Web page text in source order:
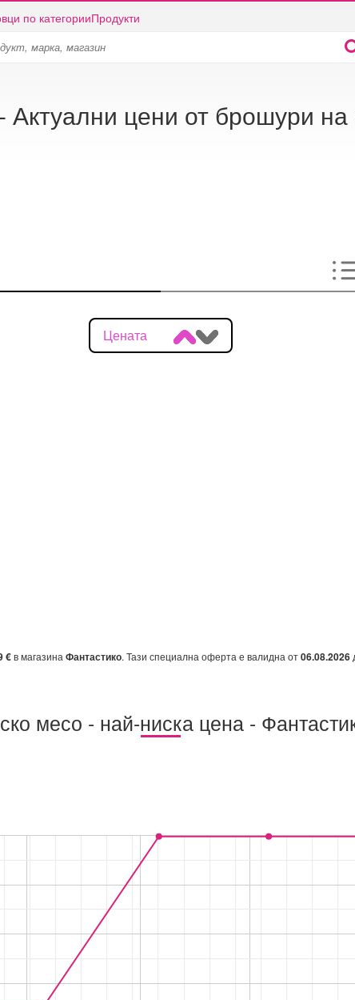
по категорииПродукти
Актуални цени от брошури на
Цената
€в магазина Фантастико. Тази специална оферта е валидна от06.08.2026
месо - най-ниска цена -